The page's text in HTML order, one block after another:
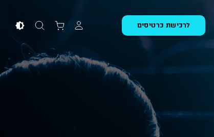
לרכישת כרטיסים